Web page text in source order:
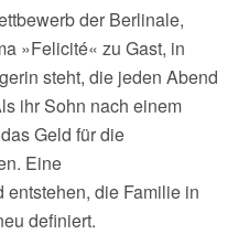
der Berlinale,
»Felicité« zu Gast, in
steht, die jeden Abend
ihr Sohn nach einem
Geld für die
Eine
die Familie in
definiert.